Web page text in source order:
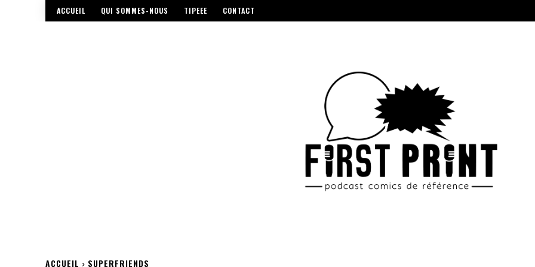
ACCUEIL QUI SOMMES-NOUS TIPEEE CONTACT
ACCUEIL SUPERFRIENDS